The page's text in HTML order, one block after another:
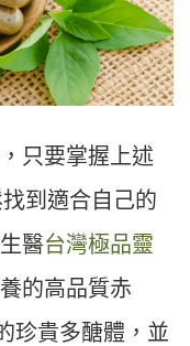
只要掌握上述
到適合自己的
醫台灣極品靈
的高品質赤
珍貴多醣體，並